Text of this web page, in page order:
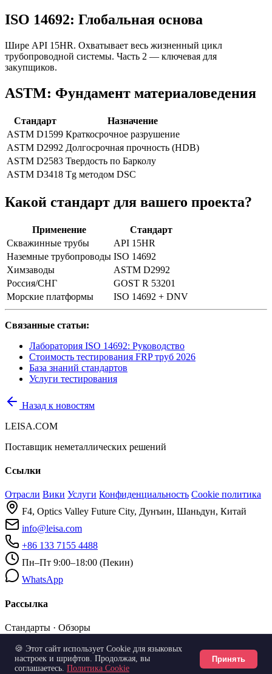
ISO 14692: Глобальная основа
Шире API 15HR. Охватывает весь жизненный цикл
трубопроводной системы. Часть 2 — ключевая для
закупщиков.
ASTM: Фундамент материаловедения
Стандарт
Назначение
ASTM D1599 Краткосрочное разрушение
ASTM D2992 Долгосрочная прочность (HDB)
ASTM D2583 Твердость по Барколу
ASTM D3418 Tg методом DSC
Какой стандарт для вашего проекта?
Применение
Стандарт
Скважинные трубы
API 15HR
Наземные трубопроводы ISO 14692
Химзаводы
ASTM D2992
Россия/СНГ
GOST R 53201
Морские платформы
ISO 14692 + DNV
Связанные статьи:
Лаборатория ISO 14692: Руководство
Стоимость тестирования FRP труб 2026
База знаний стандартов
Услуги тестирования
Назад к новостям
LEISA.COM
Поставщик неметаллических решений
Ссылки
Отрасли Вики Услуги Конфиденциальность Cookie политика
F4, Optics Valley Future City, Дунъин, Шаньдун, Китай
info@leisa.com
+86 133 7155 4488
Пн–Пт 9:00–18:00 (Пекин)
WhatsApp
Рассылка
Стандарты · Обзоры
Подписаться
© 2026 LEISA.COM · 雷萨技术
🍪 Этот сайт использует Cookie для языковых
настроек и шрифтов. Продолжая, вы
соглашаетесь. Политика Cookie
Принять